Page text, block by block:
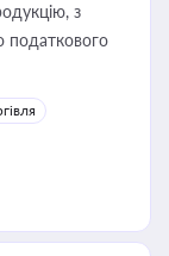
з
податкового